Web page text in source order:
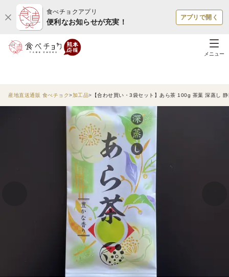
食べチョクアプリ
便利なお知らせが充実！
アプリで開く
メニュー
産地直送通販 食べチョク 加工品 【合わせ買い・3袋セット】あら茶 100g 茶葉 深蒸し